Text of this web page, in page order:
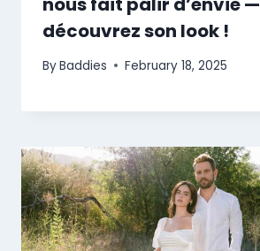
découvrez son look !
ByBaddies February 18, 2025